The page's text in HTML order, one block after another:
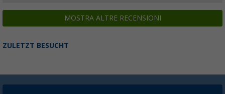
MOSTRA ALTRE RECENSIONI
ZULETZT BESUCHT